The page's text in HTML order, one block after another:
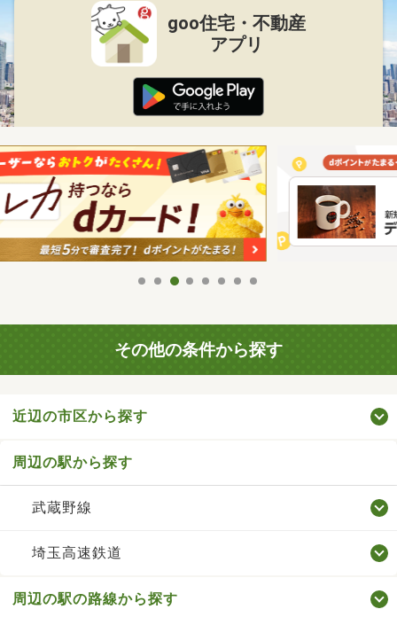
goo住宅・不動産
アプリ
その他の条件から探す
近辺の市区から探す
周辺の駅から探す
武蔵野線
埼玉高速鉄道
周辺の駅の路線から探す